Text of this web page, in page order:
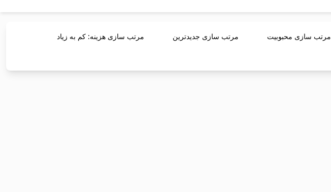
مرتب سازی محبوبیت مرتب سازی جدیدترین
مرتب سازی هزینه: کم به زیاد